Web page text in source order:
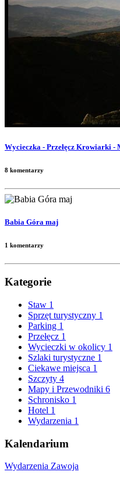
Wycieczka - Przełęcz Krowiarki -
8 komentarzy
Babia Góra maj
1 komentarzy
Kategorie
Staw 1
Sprzęt turystyczny 1
Parking 1
Przełęcz 1
Wycieczki w okolicy 1
Szlaki turystyczne 1
Ciekawe miejsca 1
Szczyty 4
Mapy i Przewodniki 6
Schronisko 1
Hotel 1
Wydarzenia 1
Kalendarium
Wydarzenia Zawoja